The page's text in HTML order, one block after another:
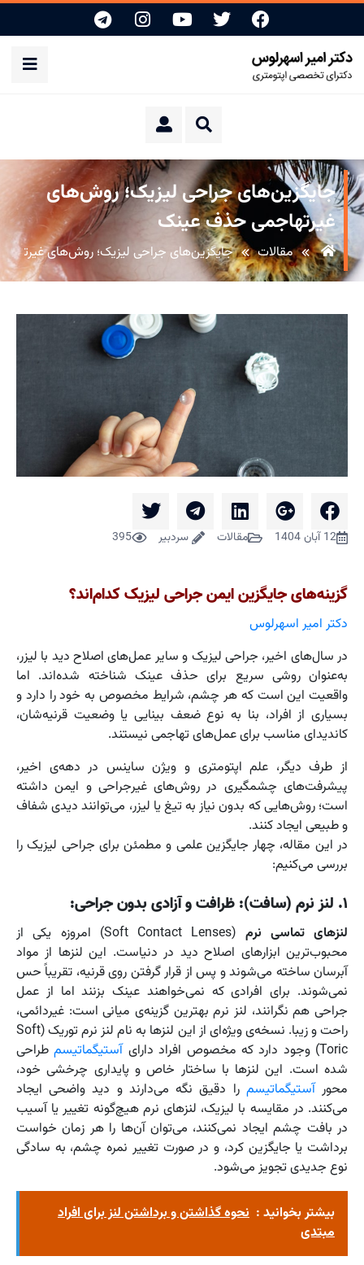
جایگزین‌های جراحی لیزیک؛ روش‌های
غیرتهاجمی حذف عینک
مقالات جایگزین‌های جراحی لیزیک؛ روش‌های
12 آبان 1404 مقالات سردبیر 395
گزینه‌های جایگزین ایمن جراحی لیزیک کدام‌اند؟
دکتر امیر اسهرلوس
در سال‌های اخیر، جراحی لیزیک و سایر عمل‌های اصلاح دید با لیزر،
به‌عنوان روشی سریع برای حذف عینک شناخته شده‌اند. اما
واقعیت این است که هر چشم، شرایط مخصوص به خود را دارد و
بسیاری از افراد، بنا به نوع ضعف بینایی یا وضعیت قرنیه‌شان،
کاندیدای مناسب برای عمل‌های تهاجمی نیستند.
از طرف دیگر، علم اپتومتری و ویژن ساینس در دهه‌ی اخیر،
پیشرفت‌های چشمگیری در روش‌های غیرجراحی و ایمن داشته
است؛ روش‌هایی که بدون نیاز به تیغ یا لیزر، می‌توانند دیدی شفاف
و طبیعی ایجاد کنند.
در این مقاله، چهار جایگزین علمی و مطمئن برای جراحی لیزیک را
بررسی می‌کنیم:
۱. لنز نرم (سافت): ظرافت و آزادی بدون جراحی:
لنزهای تماسی نرم
(Soft Contact Lenses) امروزه یکی از
محبوب‌ترین ابزارهای اصلاح دید در دنیاست. این لنزها از مواد
آبرسان ساخته می‌شوند و پس از قرار گرفتن روی قرنیه، تقریباً حس
نمی‌شوند. برای افرادی که نمی‌خواهند عینک بزنند اما از عمل
جراحی هم نگرانند، لنز نرم بهترین گزینه‌ی میانی است: غیردائمی،
راحت و زیبا. نسخه‌ی ویژه‌ای از این لنزها به نام لنز نرم توریک (Soft
Toric) وجود دارد که مخصوص افراد دارای
آستیگماتیسمطراحی
شده است. این لنزها با ساختار خاص و پایداری چرخشی خود،
محورآستیگماتیسم را دقیق نگه می‌دارند و دید واضحی ایجاد
می‌کنند. در مقایسه با لیزیک، لنزهای نرم هیچ‌گونه تغییر یا آسیب
در بافت چشم ایجاد نمی‌کنند، می‌توان آن‌ها را هر زمان خواست
برداشت یا جایگزین کرد، و در صورت تغییر نمره چشم، به سادگی
نوع جدیدی تجویز می‌شود.
بیشتر بخوانید : نحوه گذاشتن و برداشتن لنز برای افراد
مبتدی